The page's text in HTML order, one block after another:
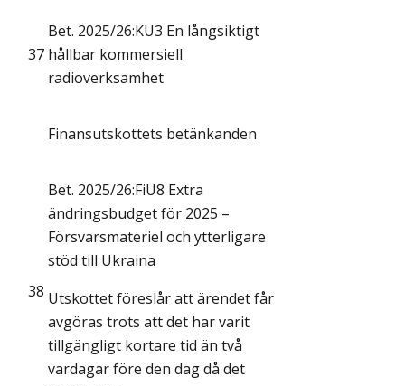
37
Bet. 2025/26:KU3 En långsiktigt
hållbar kommersiell
radioverksamhet
Finansutskottets betänkanden
38
Bet. 2025/26:FiU8 Extra
ändringsbudget för 2025 –
Försvarsmateriel och ytterligare
stöd till Ukraina
Utskottet föreslår att ärendet får
avgöras trots att det har varit
tillgängligt kortare tid än två
vardagar före den dag då det